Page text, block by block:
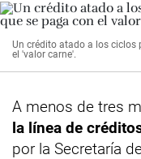
Un crédito atado a los ciclos
el 'valor carne'.
A menos de tres
la línea de
por la Secretaría